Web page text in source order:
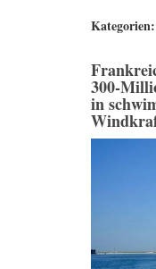
Kategorien:
300-
in